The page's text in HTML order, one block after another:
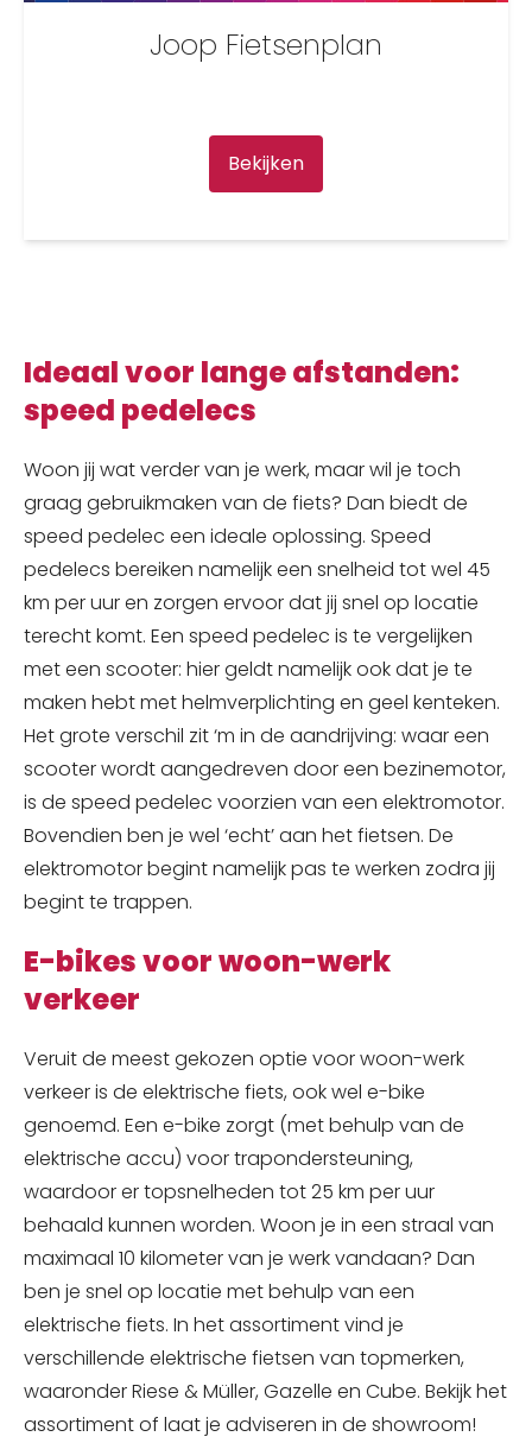
Joop Fietsenplan
Bekijken
Ideaal voor lange afstanden:
speed pedelecs
Woon jij wat verder van je werk, maar wil je toch
graag gebruikmaken van de fiets? Dan biedt de
speed pedelec een ideale oplossing. Speed
pedelecs bereiken namelijk een snelheid tot wel 45
km per uur en zorgen ervoor dat jij snel op locatie
terecht komt. Een speed pedelec is te vergelijken
met een scooter: hier geldt namelijk ook dat je te
maken hebt met helmverplichting en geel kenteken.
Het grote verschil zit ‘m in de aandrijving: waar een
scooter wordt aangedreven door een bezinemotor,
is de speed pedelec voorzien van een elektromotor.
Bovendien ben je wel ‘echt’ aan het fietsen. De
elektromotor begint namelijk pas te werken zodra jij
begint te trappen.
E-bikes voor woon-werk
verkeer
Veruit de meest gekozen optie voor woon-werk
verkeer is de elektrische fiets, ook wel e-bike
genoemd. Een e-bike zorgt (met behulp van de
elektrische accu) voor trapondersteuning,
waardoor er topsnelheden tot 25 km per uur
behaald kunnen worden. Woon je in een straal van
maximaal 10 kilometer van je werk vandaan? Dan
ben je snel op locatie met behulp van een
elektrische fiets. In het assortiment vind je
verschillende elektrische fietsen van topmerken,
waaronder Riese & Müller, Gazelle en Cube. Bekijk het
assortiment of laat je adviseren in de showroom!